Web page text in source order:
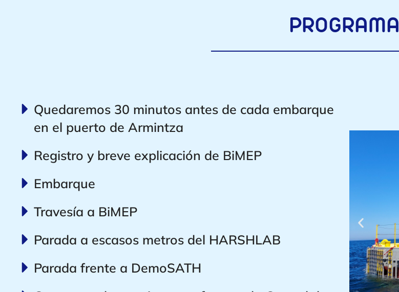
PROGRAMA
Quedaremos 30 minutos antes de cada embarque
en el puerto de Armintza
Registro y breve explicación de BiMEP
Embarque
Travesía a BiMEP
Parada a escasos metros del HARSHLAB
Parada frente a DemoSATH